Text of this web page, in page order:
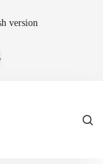
version